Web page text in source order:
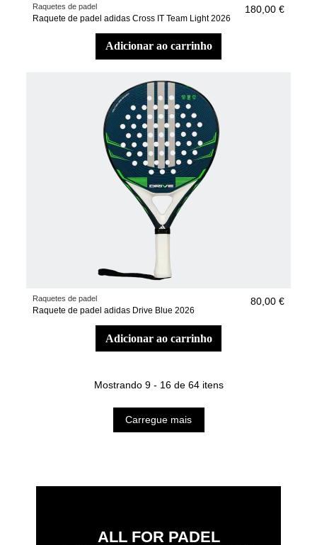
Raquetes de padel
Raquete de padel adidas Cross IT Team Light 2026
180,00 €
adicionar ao carrinho
Raquetes de padel
Raquete de padel adidas Drive Blue 2026
80,00 €
adicionar ao carrinho
Mostrando 9 - 16 de 64 itens
Carregue mais
ALL FOR PADEL